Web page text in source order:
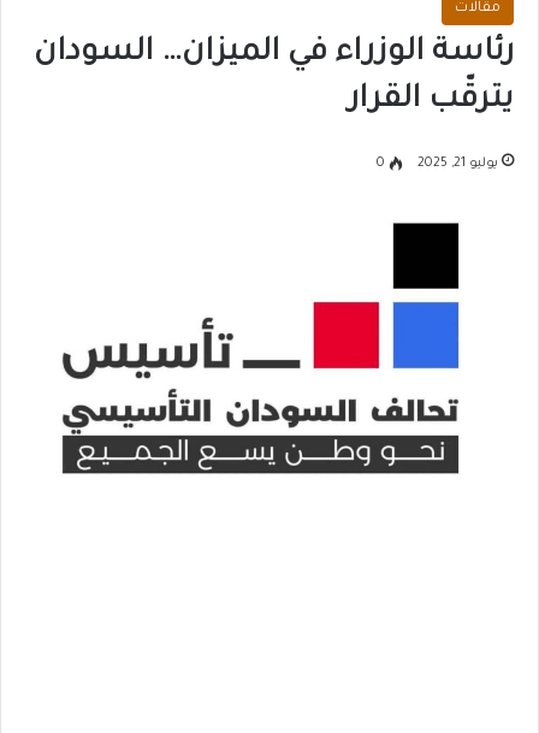
مقالات
رئاسة الوزراء في الميزان… السودان
يترقّب القرار
يوليو 21, 2025 0